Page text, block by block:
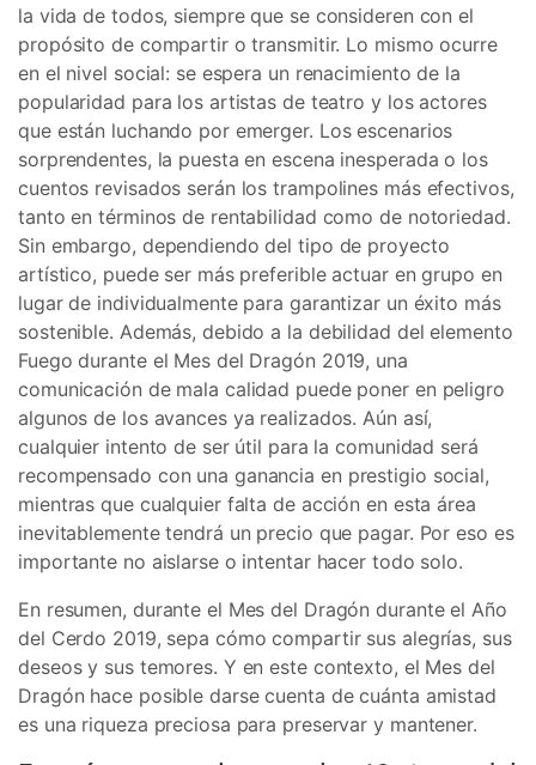
la vida de todos, siempre que se consideren con el
propósito de compartir o transmitir. Lo mismo ocurre
en el nivel social: se espera un renacimiento de la
popularidad para los artistas de teatro y los actores
que están luchando por emerger. Los escenarios
sorprendentes, la puesta en escena inesperada o los
cuentos revisados serán los trampolines más efectivos,
tanto en términos de rentabilidad como de notoriedad.
Sin embargo, dependiendo del tipo de proyecto
artístico, puede ser más preferible actuar en grupo en
lugar de individualmente para garantizar un éxito más
sostenible. Además, debido a la debilidad del elemento
Fuego durante el Mes del Dragón 2019, una
comunicación de mala calidad puede poner en peligro
algunos de los avances ya realizados. Aún así,
cualquier intento de ser útil para la comunidad será
recompensado con una ganancia en prestigio social,
mientras que cualquier falta de acción en esta área
inevitablemente tendrá un precio que pagar. Por eso es
importante no aislarse o intentar hacer todo solo.
En resumen, durante el Mes del Dragón durante el Año
del Cerdo 2019, sepa cómo compartir sus alegrías, sus
deseos y sus temores. Y en este contexto, el Mes del
Dragón hace posible darse cuenta de cuánta amistad
es una riqueza preciosa para preservar y mantener.